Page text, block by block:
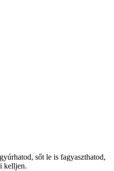
sőt le is fagyaszthatod,
kelljen.